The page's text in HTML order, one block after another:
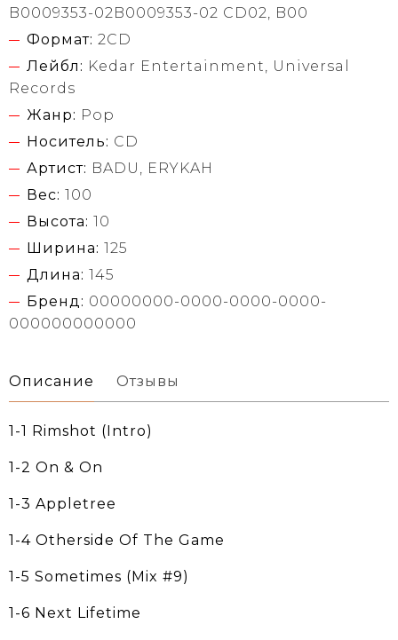
B0009353-02B0009353-02 CD02, B00
Формат: 2CD
Лейбл: Kedar Entertainment, Universal
Records
Жанр: Pop
Носитель: CD
Артист: BADU, ERYKAH
Вес: 100
Высота: 10
Ширина: 125
Длина: 145
Бренд: 00000000-0000-0000-0000-
000000000000
Описание Отзывы
1-1 Rimshot (Intro)
1-2 On & On
1-3 Appletree
1-4 Otherside Of The Game
1-5 Sometimes (Mix #9)
1-6 Next Lifetime